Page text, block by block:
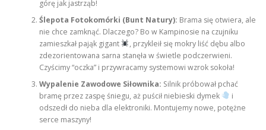
górę jak jastrząb!
Ślepota Fotokomórki (Bunt Natury): Brama się otwiera, ale
nie chce zamknąć. Dlaczego? Bo w Kampinosie na czujniku
zamieszkał pająk gigant
, przykleił się mokry liść dębu albo
zdezorientowana sarna stanęła w świetle podczerwieni.
Czyścimy “oczka” i przywracamy systemowi wzrok sokoła!
Wypalenie Zawodowe Siłownika: Silnik próbował pchać
bramę przez zaspę śniegu, aż puścił niebieski dymek
i
odszedł do nieba dla elektroniki. Montujemy nowe, potężne
serce maszyny!